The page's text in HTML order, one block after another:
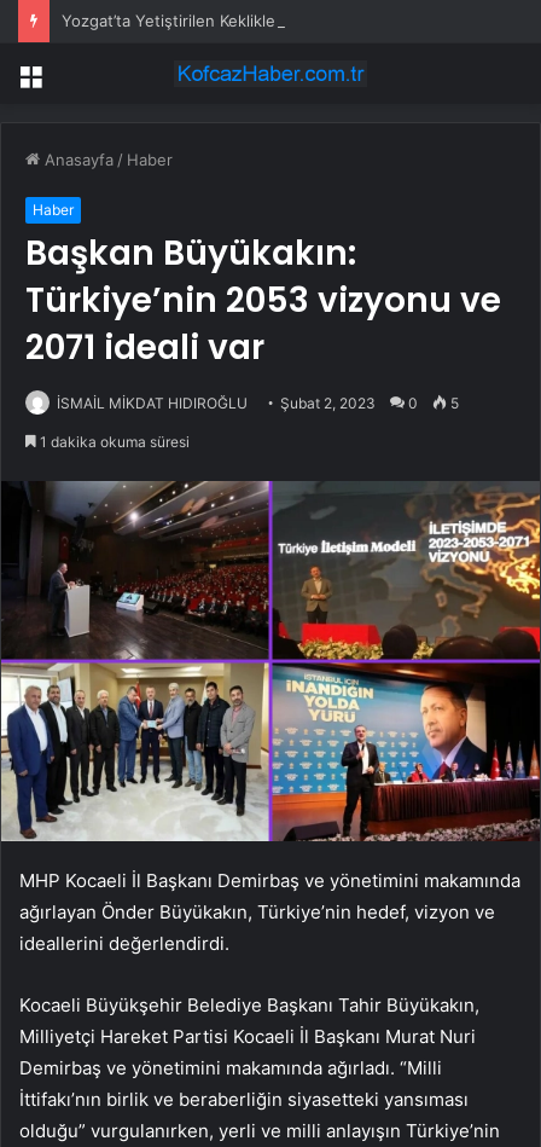
Yozgat’ta Yetiştirilen Keklikler Doğaya Salındı
Menü
Anasayfa / Haber
Haber
Başkan Büyükakın:
Türkiye’nin 2053 vizyonu ve
2071 ideali var
İSMAİL MİKDAT HIDIROĞLU Şubat 2, 2023 0 5
1 dakika okuma süresi
MHP Kocaeli İl Başkanı Demirbaş ve yönetimini makamında
ağırlayan Önder Büyükakın, Türkiye’nin hedef, vizyon ve
ideallerini değerlendirdi.
Kocaeli Büyükşehir Belediye Başkanı Tahir Büyükakın,
Milliyetçi Hareket Partisi Kocaeli İl Başkanı Murat Nuri
Demirbaş ve yönetimini makamında ağırladı. “Milli
İttifakı’nın birlik ve beraberliğin siyasetteki yansıması
olduğu” vurgulanırken, yerli ve milli anlayışın Türkiye’nin